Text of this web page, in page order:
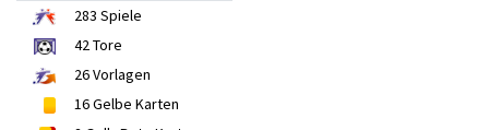
283 Spiele
42Tore
26Vorlagen
16Gelbe Karten